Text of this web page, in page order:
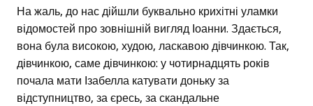
На жаль, до нас дійшли буквально крихітні уламки
відомостей про зовнішній вигляд Іоанни. Здається,
вона була високою, худою, ласкавою дівчинкою. Так,
дівчинкою, саме дівчинкою: у чотирнадцять років
почала мати Ізабелла катувати доньку за
відступництво, за єресь, за скандальне